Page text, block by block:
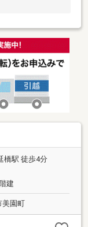
橋駅 徒歩4分
建
美園町